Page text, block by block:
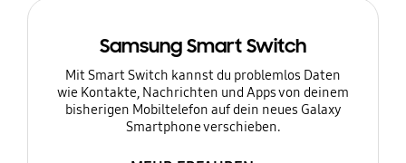
Samsung Smart Switch
Mit Smart Switch kannst du problemlos Daten
wie Kontakte, Nachrichten und Apps von deinem
bisherigen Mobiltelefon auf dein neues Galaxy
Smartphone verschieben.